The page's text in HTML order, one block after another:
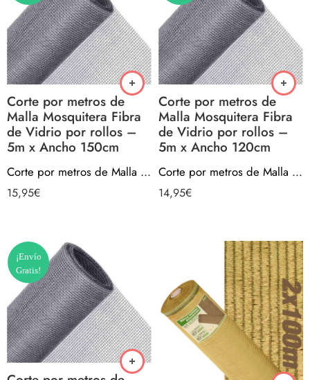
Corte por metros de
Malla Mosquitera Fibra
de Vidrio por rollos –
5m x Ancho 150cm
Corte por metros de Malla Mosquitera Fibra de Vidrio por rollos – 5m x Ancho 150cm
15,95€
Corte por metros de
Malla Mosquitera Fibra
de Vidrio por rollos –
5m x Ancho 120cm
Corte por metros de Malla Mosquitera Fibra de Vidrio por rollos – 5m x Ancho 120cm
14,95€
¡Envío
Gratis!